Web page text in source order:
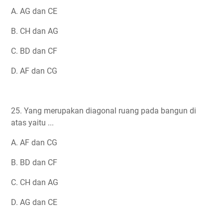
A. AG dan CE
B. CH dan AG
C. BD dan CF
D. AF dan CG
25. Yang merupakan diagonal ruang pada bangun di
atas yaitu ...
A. AF dan CG
B. BD dan CF
C. CH dan AG
D. AG dan CE